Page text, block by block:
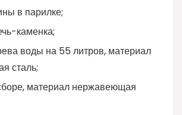
в парилке;
каменка;
воды на 55 литров, материал
сталь;
материал нержавеющая